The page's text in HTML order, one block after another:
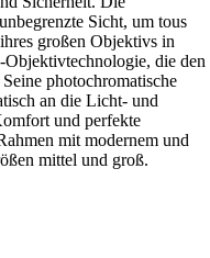
Sicht, um tous
großen Objektivs in
die den
photochromatische
an die Licht- und
und perfekte
mit modernem und
mittel und groß.